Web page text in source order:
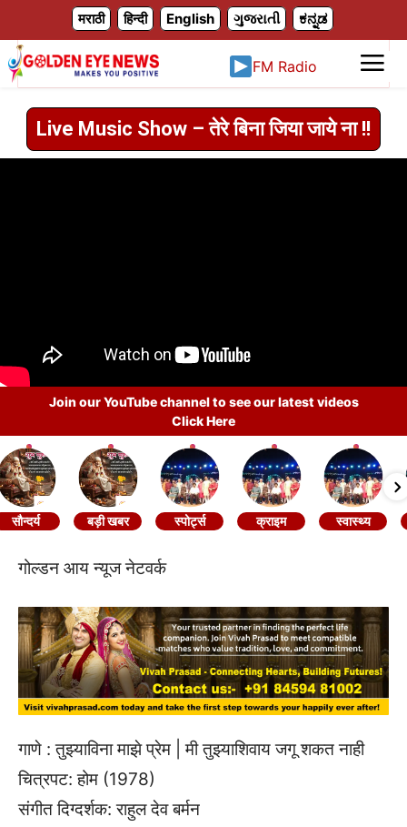
मराठी हिन्दी English ગુજરાતી ಕನ್ನಡ
FM Radio
Live Music Show – तेरे बिना जिया जाये ना !!
Join our YouTube channel to see our latest videos
Click Here
सौन्दर्य बड़ी खबर स्पोर्ट्स क्राइम स्वास्थ्य
गोल्डन आय न्यूज नेटवर्क
गाणे : तुझ्याविना माझे प्रेम | मी तुझ्याशिवाय जगू शकत नाही
चित्रपट: होम (1978)
संगीत दिग्दर्शक: राहुल देव बर्मन